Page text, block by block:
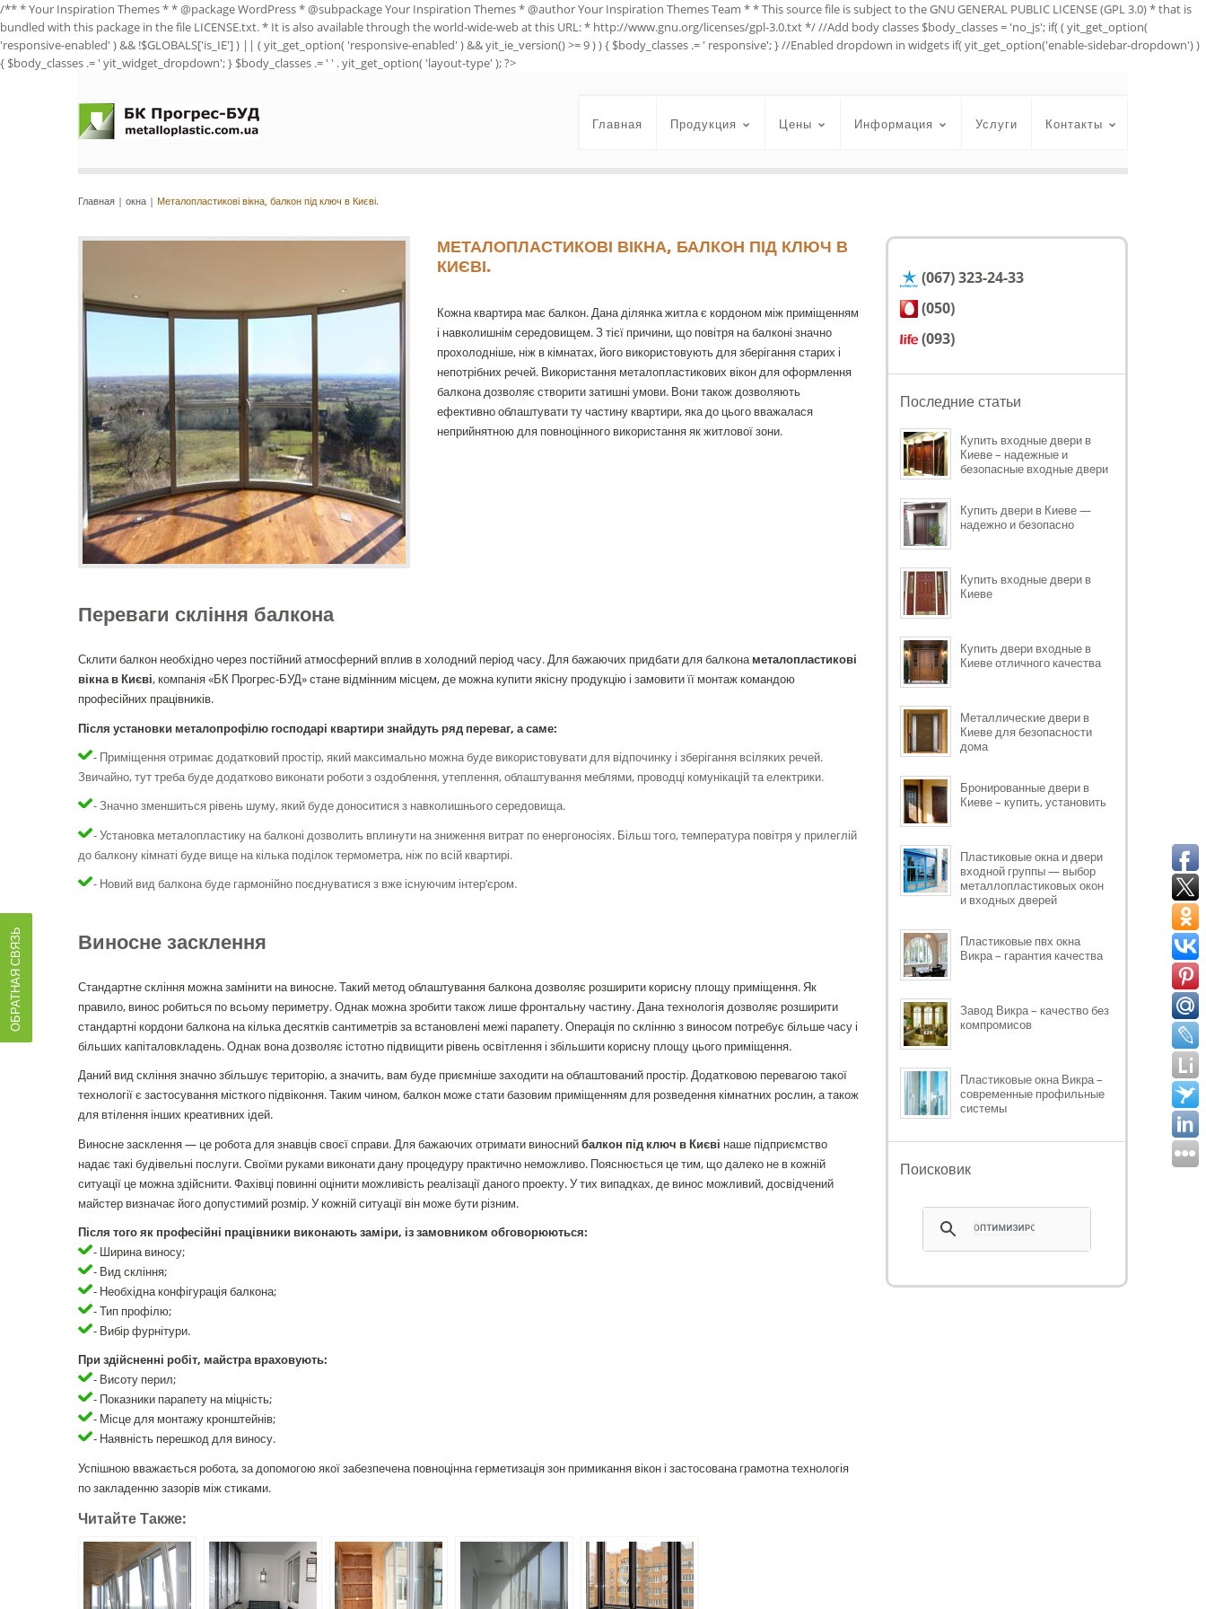
/** * Your Inspiration Themes * * @package WordPress * @subpackage Your Inspiration Themes * @author Your Inspiration Themes Team * * This source file is subject to the GNU GENERAL PUBLIC LICENSE (GPL 3.0) * that is
bundled with this package in the file LICENSE.txt. * It is also available through the world-wide-web at this URL: * http://www.gnu.org/licenses/gpl-3.0.txt */ //Add body classes $body_classes = 'no_js'; if( ( yit_get_option(
'responsive-enabled' ) && !$GLOBALS['is_IE'] ) || ( yit_get_option( 'responsive-enabled' ) && yit_ie_version() >= 9 ) ) { $body_classes .= ' responsive'; } //Enabled dropdown in widgets if( yit_get_option('enable-sidebar-dropdown') )
{ $body_classes .= ' yit_widget_dropdown'; } $body_classes .= ' ' . yit_get_option( 'layout-type' ); ?>
Главная Продукция Цены Информация Услуги Контакты
Главная | окна | Металопластикові вікна, балкон під ключ в Києві.
МЕТАЛОПЛАСТИКОВІ ВІКНА, БАЛКОН ПІД КЛЮЧ В
КИЄВІ.
Кожна квартира має балкон. Дана ділянка житла є кордоном між приміщенням
і навколишнім середовищем. З тієї причини, що повітря на балконі значно
прохолодніше, ніж в кімнатах, його використовують для зберігання старих і
непотрібних речей. Використання металопластикових вікон для оформлення
балкона дозволяє створити затишні умови. Вони також дозволяють
ефективно облаштувати ту частину квартири, яка до цього вважалася
неприйнятною для повноцінного використання як житлової зони.
Переваги скління балкона
Склити балкон необхідно через постійний атмосферний вплив в холодний період часу. Для бажаючих придбати для балконаметалопластикові
вікна в Києві, компанія «БК Прогрес-БУД» стане відмінним місцем, де можна купити якісну продукцію і замовити її монтаж командою
професійних працівників.
Після установки металопрофілю господарі квартири знайдуть ряд переваг, а саме:
- Приміщення отримає додатковий простір, який максимально можна буде використовувати для відпочинку і зберігання всіляких речей.
Звичайно, тут треба буде додатково виконати роботи з оздоблення, утеплення, облаштування меблями, проводці комунікацій та електрики.
- Значно зменшиться рівень шуму, який буде доноситися з навколишнього середовища.
- Установка металопластику на балконі дозволить вплинути на зниження витрат по енергоносіях. Більш того, температура повітря у прилеглій
до балкону кімнаті буде вище на кілька поділок термометра, ніж по всій квартирі.
- Новий вид балкона буде гармонійно поєднуватися з вже існуючим інтер’єром.
Виносне засклення
Стандартне скління можна замінити на виносне. Такий метод облаштування балкона дозволяє розширити корисну площу приміщення. Як
правило, винос робиться по всьому периметру. Однак можна зробити також лише фронтальну частину. Дана технологія дозволяє розширити
стандартні кордони балкона на кілька десятків сантиметрів за встановлені межі парапету. Операція по склінню з виносом потребує більше часу і
більших капіталовкладень. Однак вона дозволяє істотно підвищити рівень освітлення і збільшити корисну площу цього приміщення.
Даний вид скління значно збільшує територію, а значить, вам буде приємніше заходити на облаштований простір. Додатковою перевагою такої
технології є застосування місткого підвіконня. Таким чином, балкон може стати базовим приміщенням для розведення кімнатних рослин, а також
для втілення інших креативних ідей.
Виносне засклення — це робота для знавців своєї справи. Для бажаючих отримати виноснийбалкон під ключ в Києві наше підприємство
надає такі будівельні послуги. Своїми руками виконати дану процедуру практично неможливо. Пояснюється це тим, що далеко не в кожній
ситуації це можна здійснити. Фахівці повинні оцінити можливість реалізації даного проекту. У тих випадках, де винос можливий, досвідчений
майстер визначає його допустимий розмір. У кожній ситуації він може бути різним.
Після того як професійні працівники виконають заміри, із замовником обговорюються:
- Ширина виносу;
- Вид скління;
- Необхідна конфігурація балкона;
- Тип профілю;
- Вибір фурнітури.
При здійсненні робіт, майстра враховують:
- Висоту перил;
- Показники парапету на міцність;
- Місце для монтажу кронштейнів;
- Наявність перешкод для виносу.
Успішною вважається робота, за допомогою якої забезпечена повноцінна герметизація зон примикання вікон і застосована грамотна технологія
по закладенню зазорів між стиками.
Читайте Также:
(067) 323-24-33
(050)
(093)
Последние статьи
Купить входные двери в
Киеве – надежные и
безопасные входные двери
Купить двери в Киеве —
надежно и безопасно
Купить входные двери в
Киеве
Купить двери входные в
Киеве отличного качества
Металлические двери в
Киеве для безопасности
дома
Бронированные двери в
Киеве – купить, установить
Пластиковые окна и двери
входной группы — выбор
металлопластиковых окон
и входных дверей
Пластиковые пвх окна
Викра – гарантия качества
Завод Викра – качество без
компромисов
Пластиковые окна Викра –
современные профильные
системы
Поисковик
ОБРАТНАЯ СВЯЗЬ